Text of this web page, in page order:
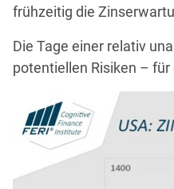
frühzeitig die
Die Tage einer relativ
potentiellen Risiken –